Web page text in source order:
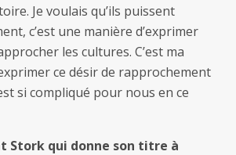
Je voulais qu’ils puissent
c’est une manière d’exprimer
les cultures. C’est ma
ce désir de rapprochement
si compliqué pour nous en ce
Stork qui donne son titre à